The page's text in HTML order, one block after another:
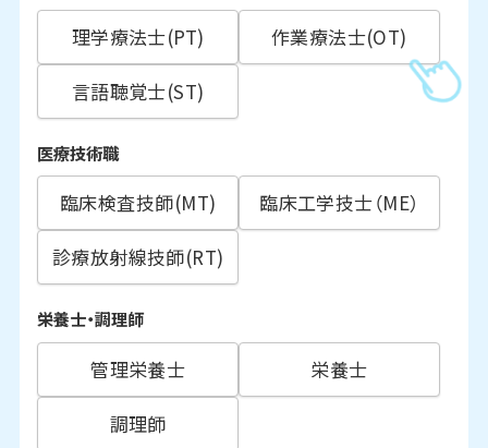
理学療法士(PT)
作業療法士(OT)
言語聴覚士(ST)
医療技術職
臨床検査技師(MT)
臨床工学技士（ME）
診療放射線技師(RT)
栄養士・調理師
管理栄養士
栄養士
調理師